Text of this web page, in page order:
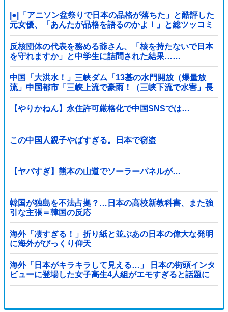
胡散臭すぎた結果……
|●|「アニソン盆祭りで日本の品格が落ちた」と酷評した
元女優、「あんたが品格を語るのかよ！」と総ツッコミ
を食らってしまい……
反核団体の代表を務める爺さん、「核を持たないで日本
を守れますか」と中学生に詰問された結果……
中国「大洪水！」三峡ダム「13基の水門開放（爆量放
流」中国都市「三峡上流で豪雨！（三峡下流で水害」長
江と黄河「同時氾濫危機」台風13号「中国本土...
【やりかねん】永住許可厳格化で中国SNSでは…
この中国人親子やばすぎる。日本で窃盗
【ヤバすぎ】熊本の山道でソーラーパネルが…
韓国が独島を不法占拠？…日本の高校新教科書、また強
引な主張＝韓国の反応
海外「凄すぎる！」折り紙と並ぶあの日本の偉大な発明
に海外がびっくり仰天
海外「日本がキラキラして見える…」 日本の街頭インタ
ビューに登場した女子高生4人組がエモすぎると話題に